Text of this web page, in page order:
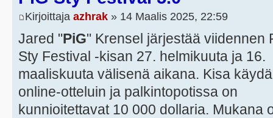
Kirjoittaja azhrak » 14 Maalis 2025, 22:59
Jared "PiG" Krensel järjestää viidennen
Sty Festival -kisan 27. helmikuuta ja 16.
maaliskuuta välisenä aikana. Kisa
online-otteluin ja palkintopotissa on
kunnioitettavat 10 000 dollaria. Mukana